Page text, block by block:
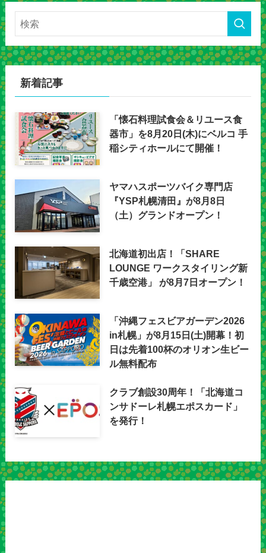
新着記事
「懐石料理試食会＆リユース食
器市」を8月20日(木)にベルコ 手
稲シティホールにて開催！
ヤマハスポーツバイク専門店
『YSP札幌清田』が8月8日
（土）グランドオープン！
北海道初出店！「SHARE
LOUNGE ワークスタイリング新
千歳空港」 が8月7日オープン！
「沖縄フェスビアガーデン2026
in札幌」が8月15日(土)開幕！初
日は先着100杯のオリオン生ビー
ル無料配布
クラブ創設30周年！「北海道コ
ンサドーレ札幌エポスカード」
を発行！